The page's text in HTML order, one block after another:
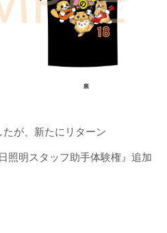
が、新たにリターン
照明スタッフ助手体験権』追加